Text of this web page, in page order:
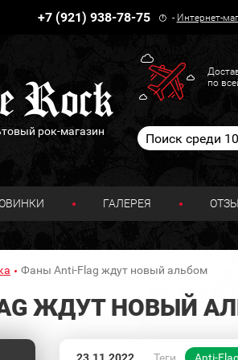
+7 (921) 938-78-75 - Интернет-
рок-магазин
по
ГАЛЕРЕЯ
Фаны Anti-Flag ждут новый альбом
ЖДУТ НОВЫЙ